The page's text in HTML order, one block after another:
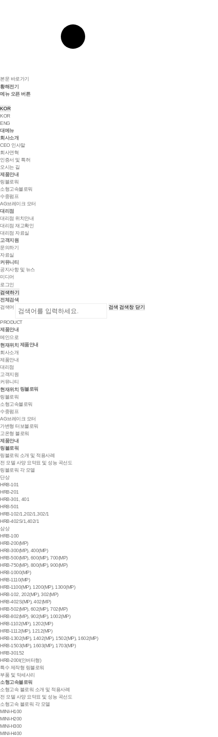
본문 바로가기
황해전기
메뉴 오픈 버튼
KOR
KOR
ENG
대메뉴
회사소개
CEO 인사말
회사연혁
인증서 및 특허
오시는 길
제품안내
링블로워
소형고속블로워
수중펌프
AG브레이크 모터
대리점
대리점 위치안내
대리점 재고확인
대리점 자료실
고객지원
문의하기
자료실
커뮤니티
공지사항 및 뉴스
미디어
로그인
검색하기
전체검색
검색어
검색 검색창 닫기
PRODUCT
제품안내
메인으로
현재위치 제품안내
회사소개
제품안내
대리점
고객지원
커뮤니티
현재위치 링블로워
링블로워
소형고속블로워
수중펌프
AG브레이크 모터
가변형 터보블로워
고온형 블로워
제품안내
링블로워
링블로워 소개 및 적용사례
전 모델 사양 요약표 및 성능 곡선도
링블로워 각 모델
단상
HRB-101
HRB-201
HRB-301, 401
HRB-501
HRB-102/1,202/1,302/1
HRB-402S/1,402/1
삼상
HRB-100
HRB-200(MP)
HRB-300(MP), 400(MP)
HRB-500(MP), 600(MP), 700(MP)
HRB-750(MP), 800(MP), 900(MP)
HRB-1000(MP)
HRB-1110(MP)
HRB-1100(MP), 1200(MP), 1300(MP)
HRB-102, 202(MP), 302(MP)
HRB-402S(MP), 402(MP)
HRB-502(MP), 602(MP), 702(MP)
HRB-802(MP), 902(MP), 1002(MP)
HRB-1102(MP), 1202(MP)
HRB-1112(MP), 1212(MP)
HRB-1302(MP), 1402(MP), 1502(MP), 1602(MP)
HRB-1503(MP), 1603(MP), 1703(MP)
HRB-30152
HRB-200I(인버터형)
특수 제작형 링블로워
부품 및 악세사리
소형고속블로워
소형고속 블로워 소개 및 적용사례
전 모델 사양 요약표 및 성능 곡선도
소형고속 블로워 각 모델
MINI-H100
MINI-H200
MINI-H300
MINI-H400